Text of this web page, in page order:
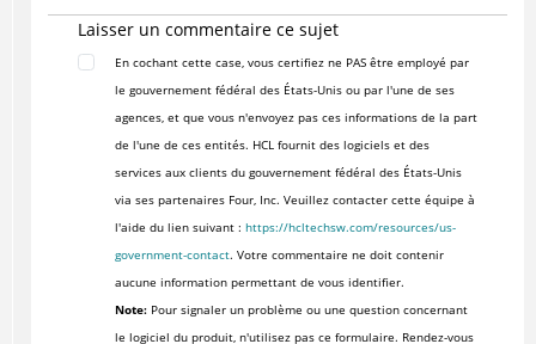
Laisser un commentaire ce sujet
En cochant cette case, vous certifiez ne PAS être employé par
le gouvernement fédéral des États-Unis ou par l'une de ses
agences, et que vous n'envoyez pas ces informations de la part
de l'une de ces entités. HCL fournit des logiciels et des
services aux clients du gouvernement fédéral des États-Unis
via ses partenaires Four, Inc. Veuillez contacter cette équipe à
l'aide du lien suivant : https://hcltechsw.com/resources/us-
government-contact. Votre commentaire ne doit contenir
aucune information permettant de vous identifier.
Note:Pour signaler un problème ou une question concernant
le logiciel du produit, n'utilisez pas ce formulaire. Rendez-vous